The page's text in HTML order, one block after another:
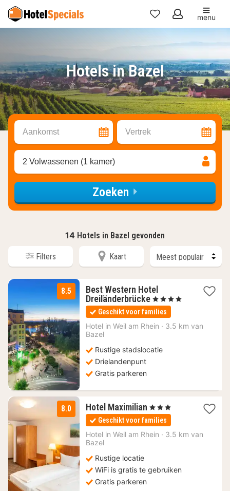
Mijn
menu
Hotels in Bazel
Aankomst Vertrek
2 Volwassenen (1 kamer)
Zoeken
14 Hotels in Bazel gevonden
Filters Kaart
8.5
Best Western Hotel
Dreiländerbrücke 1
nacht
vanaf
104
, 4 Sterren
Geschikt voor families
Hotel in Weil am Rhein · 3.5 km van
Bazel
Rustige stadslocatie
Drielandenpunt
Gratis parkeren
8.0 Hotel Maximilian 1
nacht
vanaf
103,40
, 3 Sterren
Geschikt voor families
Hotel in Weil am Rhein · 3.5 km van
Bazel
Rustige locatie
WiFi is gratis te gebruiken
Gratis parkeren